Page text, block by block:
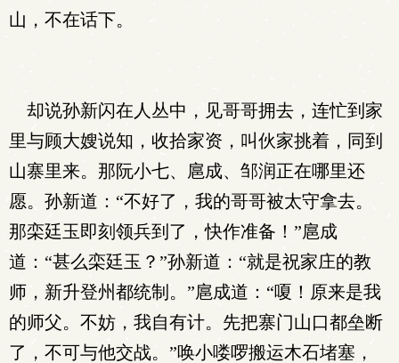
山，不在话下。
却说孙新闪在人丛中，见哥哥拥去，连忙到家
里与顾大嫂说知，收拾家资，叫伙家挑着，同到
山寨里来。那阮小七、扈成、邹润正在哪里还
愿。孙新道：“不好了，我的哥哥被太守拿去。
那栾廷玉即刻领兵到了，快作准备！”扈成
道：“甚么栾廷玉？”孙新道：“就是祝家庄的教
师，新升登州都统制。”扈成道：“嗄！原来是我
的师父。不妨，我自有计。先把寨门山口都垒断
了，不可与他交战。”唤小喽啰搬运木石堵塞，